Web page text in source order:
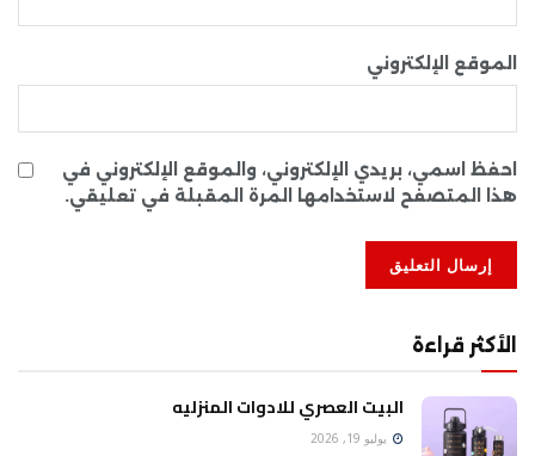
الموقع الإلكتروني
احفظ اسمي، بريدي الإلكتروني، والموقع الإلكتروني في
هذا المتصفح لاستخدامها المرة المقبلة في تعليقي.
الأكثر قراءة
البيت العصري للادوات المنزليه
يوليو 19, 2026